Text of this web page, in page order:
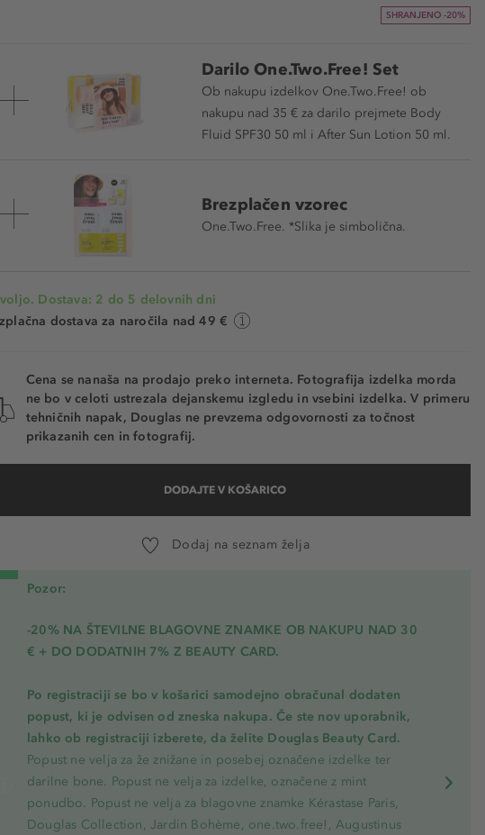
SHRANJENO -20%
Darilo One.Two.Free! Set
Ob nakupu izdelkov One.Two.Free! ob
nakupu nad 35 € za darilo prejmete Body
Fluid SPF30 50 ml i After Sun Lotion 50 ml.
Brezplačen vzorec
One.Two.Free. *Slika je simbolična.
Dostava: 2 do 5 delovnih dni
dostava za naročila nad 49 €
Cena se nanaša na prodajo preko interneta. Fotografija izdelka morda
ne bo v celoti ustrezala dejanskemu izgledu in vsebini izdelka. V primeru
tehničnih napak, Douglas ne prevzema odgovornosti za točnost
prikazanih cen in fotografij.
DODAJTE V KOŠARICO
Dodaj na seznam želja
Pozor:
-20% NA ŠTEVILNE BLAGOVNE ZNAMKE OB NAKUPU NAD 30
€ + DO DODATNIH 7% Z BEAUTY CARD.
Po registraciji se bo v košarici samodejno obračunal dodaten
popust, ki je odvisen od zneska nakupa. Če ste nov uporabnik,
lahko ob registraciji izberete, da želite Douglas Beauty Card.
Popust ne velja za že znižane in posebej označene izdelke ter
darilne bone. Popust ne velja za izdelke, označene z mint
ponudbo. Popust ne velja za blagovne znamke Kérastase Paris,
Douglas Collection, Jardin Bohème, one.two.free!, Augustinus